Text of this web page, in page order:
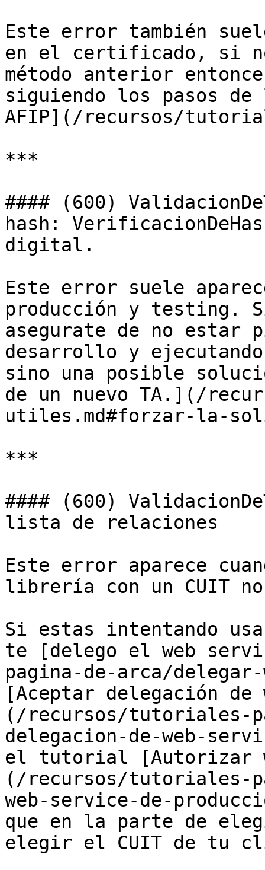
Este error también
en el certificado, si
método anterior
siguiendo los pasos
AFIP](/recursos/
***
#### (600)
hash:
digital.
Este error suele
producción y testing.
asegurate de no estar
desarrollo y
sino una posible
de un nuevo TA.](/
utiles.md#forzar-la-
***
#### (600)
lista de relaciones
Este error aparece
librería con un CUIT
Si estas intentando
te [delego el web
pagina-de-arca/
[Aceptar delegación de
(/recursos/tutoriales-
delegacion-de-web-
el tutorial [Autorizar
(/recursos/tutoriales-
web-service-de-
que en la parte de
elegir el CUIT de tu